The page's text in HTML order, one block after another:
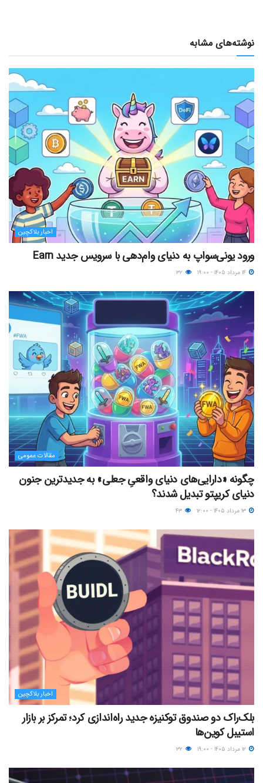
نوشته‌های مشابه
اخبار بلاکچین
ورود یونی‌سواپ به دنیای وام‌دهی با سرویس جدید Earn
مقالات عمومی
چگونه «دارایی‌های دنیای واقعیِ جعلی» به جدیدترین جنون
دنیای کریپتو تبدیل شدند؟
اخبار بلاکچین
بلک‌راک دو صندوق توکنیزه جدید راه‌اندازی کرد؛ تمرکز بر بازار
استیبل کوین‌ها